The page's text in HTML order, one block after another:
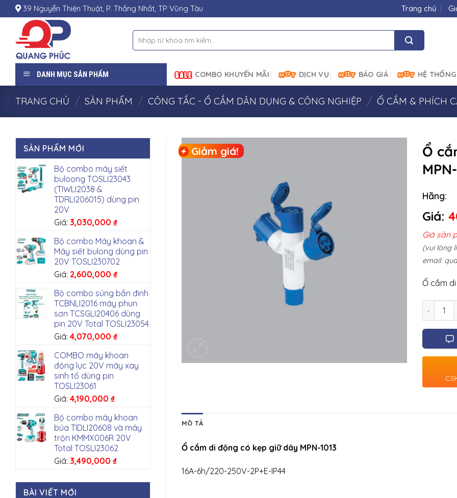
to
content
39 Nguyễn Thiện Thuật, P. Thắng Nhất, TP Vũng Tàu Trang chủ
Tìm
kiếm:
DANH MỤC SẢN PHẨM COMBO KHUYẾN MÃI DỊCH VỤ BÁO GIÁ HỆ
TRANG CHỦ / SẢN PHẨM / CÔNG TẮC - Ổ CẮM DÂN DỤNG & CÔNG NGHIỆP / Ổ CẮM & PHÍCH
SẢN PHẨM MỚI
Bộ combo máy siết
buloong TOSLI23043
(TIWLI2038 &
TDRLI206015) dùng pin
20V
Giá: 3,030,000 ₫
Bộ combo Máy khoan &
Máy siết bulong dùng pin
20V TOSLI230702
Giá: 2,600,000 ₫
Bộ combo súng bắn đinh
TCBNLI2016 máy phun
sơn TCSGLI20406 dùng
pin 20V Total TOSLI23054
Giá: 4,070,000 ₫
COMBO máy khoan
động lực 20V máy xay
sinh tố dùng pin
TOSLI23061
Giá: 4,190,000 ₫
Bộ combo máy khoan
búa TIDLI20608 và máy
trộn KMMX006R 20V
Total TOSLI23062
Giá: 3,490,000 ₫
BÀI VIẾT MỚI
Giảm giá!
Ổ
Giá:
Hãng:
Giá sản
(vui lòng
email:
Ổ cắm
Số lượng
MÔ TẢ
Ổ cắm di động có kẹp giữ dây MPN-1013
16A-6h/220-250V-2P+E-IP44